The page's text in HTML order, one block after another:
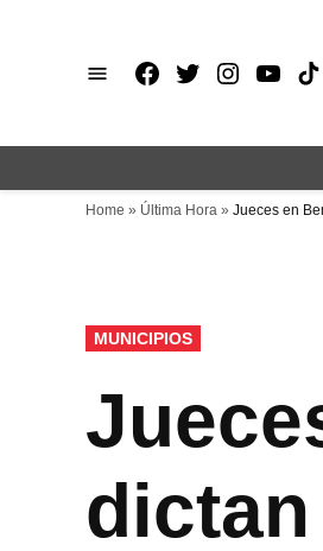
Facebook
X Instagram
Home » Última Hora » Jueces en
PUBLICADO
EN
MUNICIPIOS